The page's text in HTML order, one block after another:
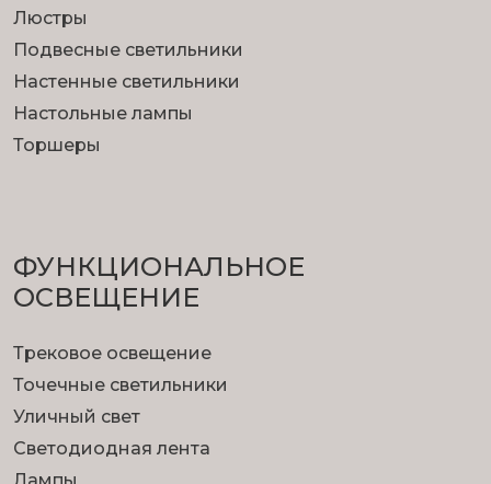
Люстры
Подвесные светильники
Настенные светильники
Настольные лампы
Торшеры
ФУНКЦИОНА­ЛЬНОЕ
ОСВЕЩЕНИЕ
Трековое освещение
Точечные светильники
Уличный свет
Светодиодная лента